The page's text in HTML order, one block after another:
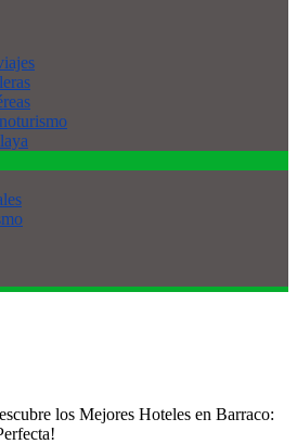
los Mejores Hoteles en Barraco: